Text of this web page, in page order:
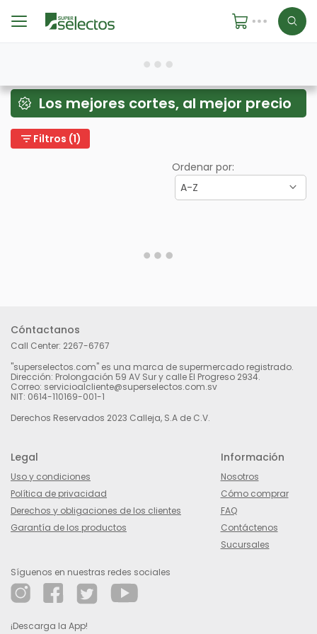
Los mejores cortes, al mejor precio
filter_list Filtros (1)
Ordenar por:
A-Z
Cóntactanos
Call Center: 2267-6767
"superselectos.com" es una marca de supermercado registrado.
Dirección: Prolongación 59 AV Sur y calle El Progreso 2934.
Correo: servicioalcliente@superselectos.com.sv
NIT: 0614-110169-001-1
Derechos Reservados 2023 Calleja, S.A de C.V.
Legal
Uso y condiciones
Política de privacidad
Derechos y obligaciones de los clientes
Garantía de los productos
Información
Nosotros
Cómo comprar
FAQ
Contáctenos
Sucursales
Síguenos en nuestras redes sociales
¡Descarga la App!